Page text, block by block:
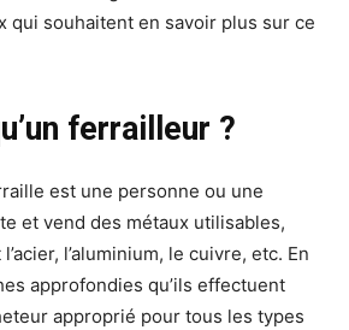
qui souhaitent en savoir plus sur ce
ferrailleur ?
est une personne ou une
et vend des métaux utilisables,
l’aluminium, le cuivre, etc. En
approfondies qu’ils effectuent
approprié pour tous les types